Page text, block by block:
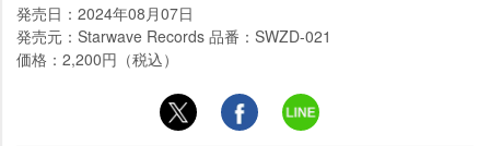
発売日：2024年08月07日
発売元：Starwave Records 品番：SWZD-021
価格：2,200円（税込）